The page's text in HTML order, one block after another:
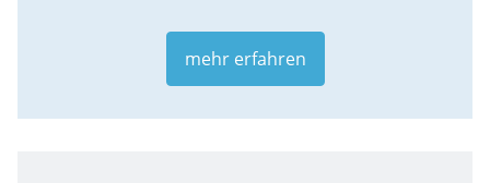
mehr erfahren